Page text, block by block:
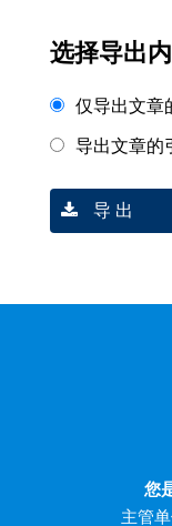
选择导出
仅导出文章
导出文章的
导 出
您
主管